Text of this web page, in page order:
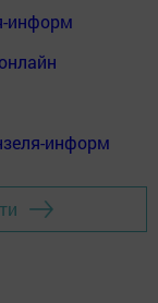
информ
информ